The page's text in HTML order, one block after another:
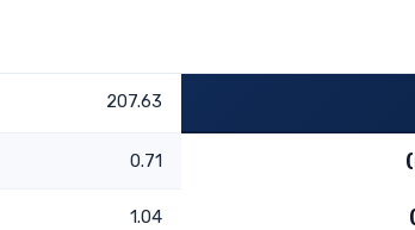
207.63
0.71
1.04